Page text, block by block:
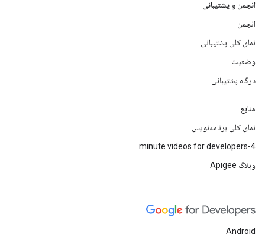
انجمن و پشتیبانی
انجمن
نمای کلی پشتیبانی
وضعیت
درگاه پشتیبانی
منابع
نمای کلی برنامه‌نویس
4-minute videos for developers
وبلاگ Apigee
Android